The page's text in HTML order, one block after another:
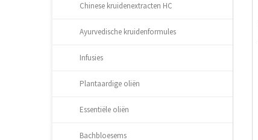
Chinese kruidenextracten HC
Ayurvedische kruidenformules
Infusies
Plantaardige oliën
Essentiële oliën
Bachbloesems